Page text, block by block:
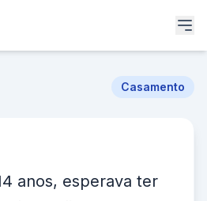
Casamento
anos, esperava ter